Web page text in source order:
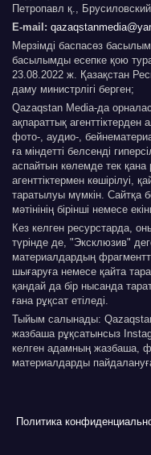
Петропавл қ.,
E-mail:
Мерзімді баспасөз
басылымды есепке қою
23.08.2022 ж. Қазақстан
даму министрлігі берген;
Qazaqstan Media-да
ақпараттық
фото-, аудио-,
ға міндетті белсенді
аспайтын көлемде тек қана
агенттіктермен көшірілуі,
таратылуы мүмкін. Сайтқа
мәтінінің бірінші немесе
Кез келген ресурстарда,
түрінде де, "Эксклюзив"
материалдардың
шығаруға немесе қайта
қандай да бір нысанда
ғана рұқсат етіледі.
Тыйым салынады:
жазбаша рұқсатынсыз
келген адамның жазбаша,
материалдарды
Политика